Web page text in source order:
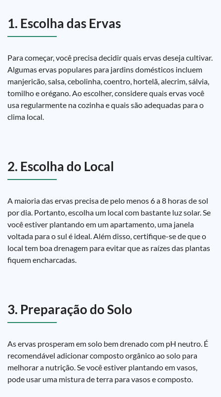
1. Escolha das Ervas
Para começar, você precisa decidir quais ervas deseja cultivar.
Algumas ervas populares para jardins domésticos incluem
manjericão, salsa, cebolinha, coentro, hortelã, alecrim, sálvia,
tomilho e orégano. Ao escolher, considere quais ervas você
usa regularmente na cozinha e quais são adequadas para o
clima local.
2. Escolha do Local
A maioria das ervas precisa de pelo menos 6 a 8 horas de sol
por dia. Portanto, escolha um local com bastante luz solar. Se
você estiver plantando em um apartamento, uma janela
voltada para o sul é ideal. Além disso, certifique-se de que o
local tem boa drenagem para evitar que as raízes das plantas
fiquem encharcadas.
3. Preparação do Solo
As ervas prosperam em solo bem drenado com pH neutro. É
recomendável adicionar composto orgânico ao solo para
melhorar a nutrição. Se você estiver plantando em vasos,
pode usar uma mistura de terra para vasos e composto.